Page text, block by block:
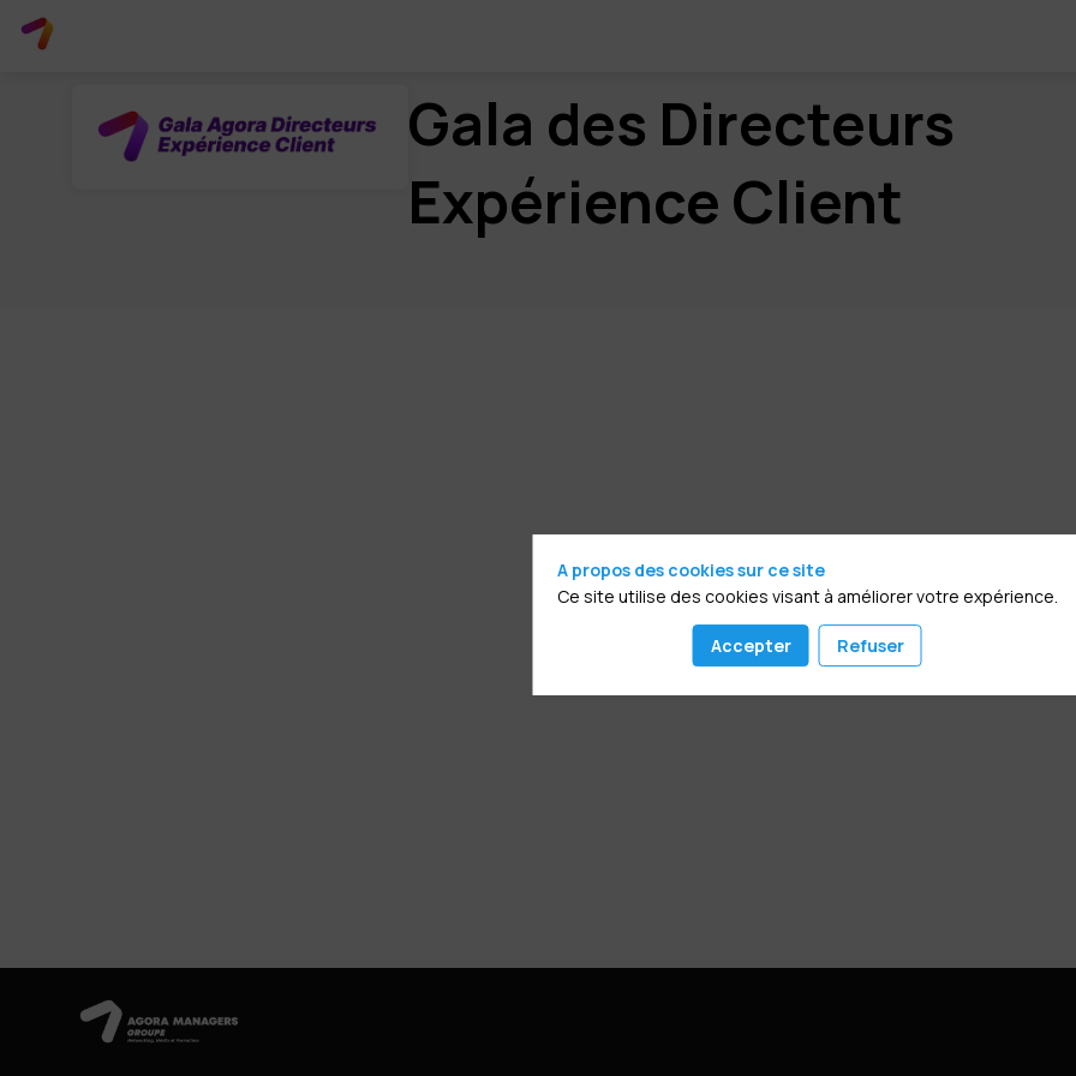
Gala des Directeurs
Expérience Client
A propos des cookies sur ce site
Ce site utilise des cookies visant à améliorer votre expérience.
Accepter Refuser